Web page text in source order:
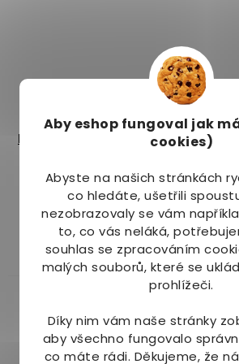
Aby eshop fungoval jak
cookies)
Abyste na našich stránkách
co hledáte, ušetřili
nezobrazovaly se vám
to, co vás neláká,
souhlas se zpracováním
malých souborů, které se
prohlížeči.
Díky nim vám naše stránky
aby všechno fungovalo
co máte rádi. Děkujeme, že
POEX Kukuřice pražená
Na dotaz
29 Kč
Detail
POEX